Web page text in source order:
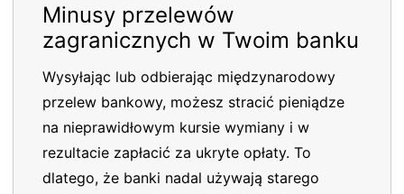
Minusy przelewów
zagranicznych w Twoim banku
Wysyłając lub odbierając międzynarodowy
przelew bankowy, możesz stracić pieniądze
na nieprawidłowym kursie wymiany i w
rezultacie zapłacić za ukryte opłaty. To
dlatego, że banki nadal używają starego